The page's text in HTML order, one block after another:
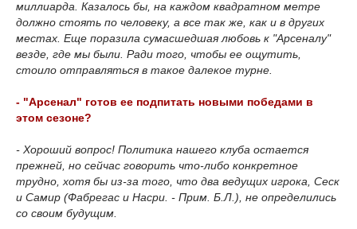
миллиарда. Казалось бы, на каждом квадратном метре
должно стоять по человеку, а все так же, как и в других
местах. Еще поразила сумасшедшая любовь к "Арсеналу"
везде, где мы были. Ради того, чтобы ее ощутить,
стоило отправляться в такое далекое турне.
- "Арсенал" готов ее подпитать новыми победами в
этом сезоне?
- Хороший вопрос! Политика нашего клуба остается
прежней, но сейчас говорить что-либо конкретное
трудно, хотя бы из-за того, что два ведущих игрока, Сеск
и Самир (Фабрегас и Насри. - Прим. Б.Л.), не определились
со своим будущим.